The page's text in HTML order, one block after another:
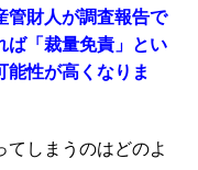
管財人が調査報告で
ば「裁量免責」とい
能性が高くなりま
てしまうのはどのよ